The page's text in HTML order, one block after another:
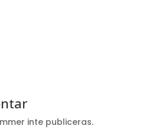
inte publiceras.